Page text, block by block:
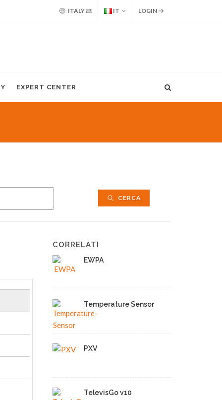
ITALY IT LOGIN
EXPERT CENTER
CERCA
CORRELATI
EWPA
Temperature Sensor
PXV
TelevisGo v10